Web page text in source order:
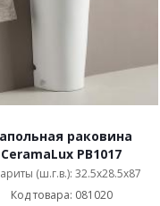
раковина
CeramaLux PB1017
(ш.г.в.): 32.5x28.5x87
Код товара: 081020